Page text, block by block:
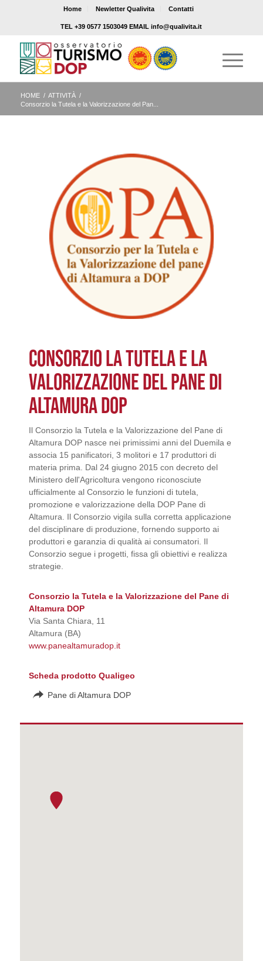
Home Newletter Qualivita Contatti
TEL +39 0577 1503049 EMAIL info@qualivita.it
HOME / ATTIVITÀ /
Consorzio la Tutela e la Valorizzazione del Pan...
CONSORZIO LA TUTELA E LA
VALORIZZAZIONE DEL PANE DI
ALTAMURA DOP
Il Consorzio la Tutela e la Valorizzazione del Pane di
Altamura DOP nasce nei primissimi anni del Duemila e
associa 15 panificatori, 3 molitori e 17 produttori di
materia prima. Dal 24 giugno 2015 con decreto del
Ministero dell'Agricoltura vengono riconosciute
ufficialmente al Consorzio le funzioni di tutela,
promozione e valorizzazione della DOP Pane di
Altamura. Il Consorzio vigila sulla corretta applicazione
del disciplinare di produzione, fornendo supporto ai
produttori e garanzia di qualità ai consumatori. Il
Consorzio segue i progetti, fissa gli obiettivi e realizza
strategie.
Consorzio la Tutela e la Valorizzazione del Pane di
Altamura DOP
Via Santa Chiara, 11
Altamura (BA)
www.panealtamuradop.it
Scheda prodotto Qualigeo
Pane di Altamura DOP